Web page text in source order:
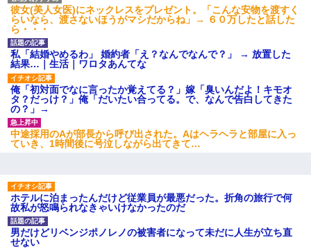
彼女(美人女医)にネックレスをプレゼント。「こんな安物を渡すく
らいなら、渡さないほうがマシだからね」→ ６０万したと話した
ら・・・
私「結婚やめるわ」 婚約者「え？なんでなんで？」 → 放置した
結果…｜生活｜ワロタあんてな
俺「初対面でなに言ったか覚えてる？」嫁「臭いんだよ！キモオ
タ？だっけ？」俺「だいたい合ってる。で、なんで告白してきた
の？」→
中途採用のAが部長から呼び出された。Aはヘラヘラと部屋に入っ
ていき、1時間後に号泣しながら出てきて…
ホテルに泊まったんだけど従業員が最悪だった。折角の旅行で何
故私が怒鳴られなきゃいけなかったのだ
男だけどリベンジポノレノの被害者になって未だに人生が立ち直
せない